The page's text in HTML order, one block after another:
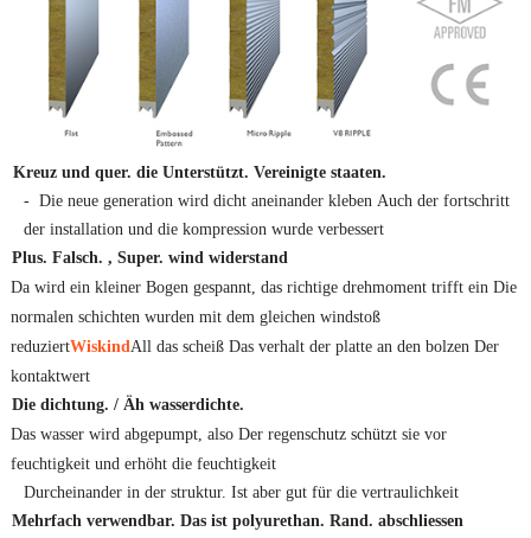
Kreuz und quer. die Unterstützt. Vereinigte staaten.
- Die neue generation wird dicht aneinander kleben Auch der fortschritt
der installation und die kompression wurde verbessert
Plus. Falsch. , Super. wind widerstand
Da wird ein kleiner Bogen gespannt, das richtige drehmoment trifft ein Die
normalen schichten wurden mit dem gleichen windstoß
reduziertWiskindAll das scheiß Das verhalt der platte an den bolzen Der
kontaktwert
Die dichtung. / Äh wasserdichte.
Das wasser wird abgepumpt, also Der regenschutz schützt sie vor
feuchtigkeit und erhöht die feuchtigkeit
Durcheinander in der struktur. Ist aber gut für die vertraulichkeit
Mehrfach verwendbar. Das ist polyurethan. Rand. abschliessen